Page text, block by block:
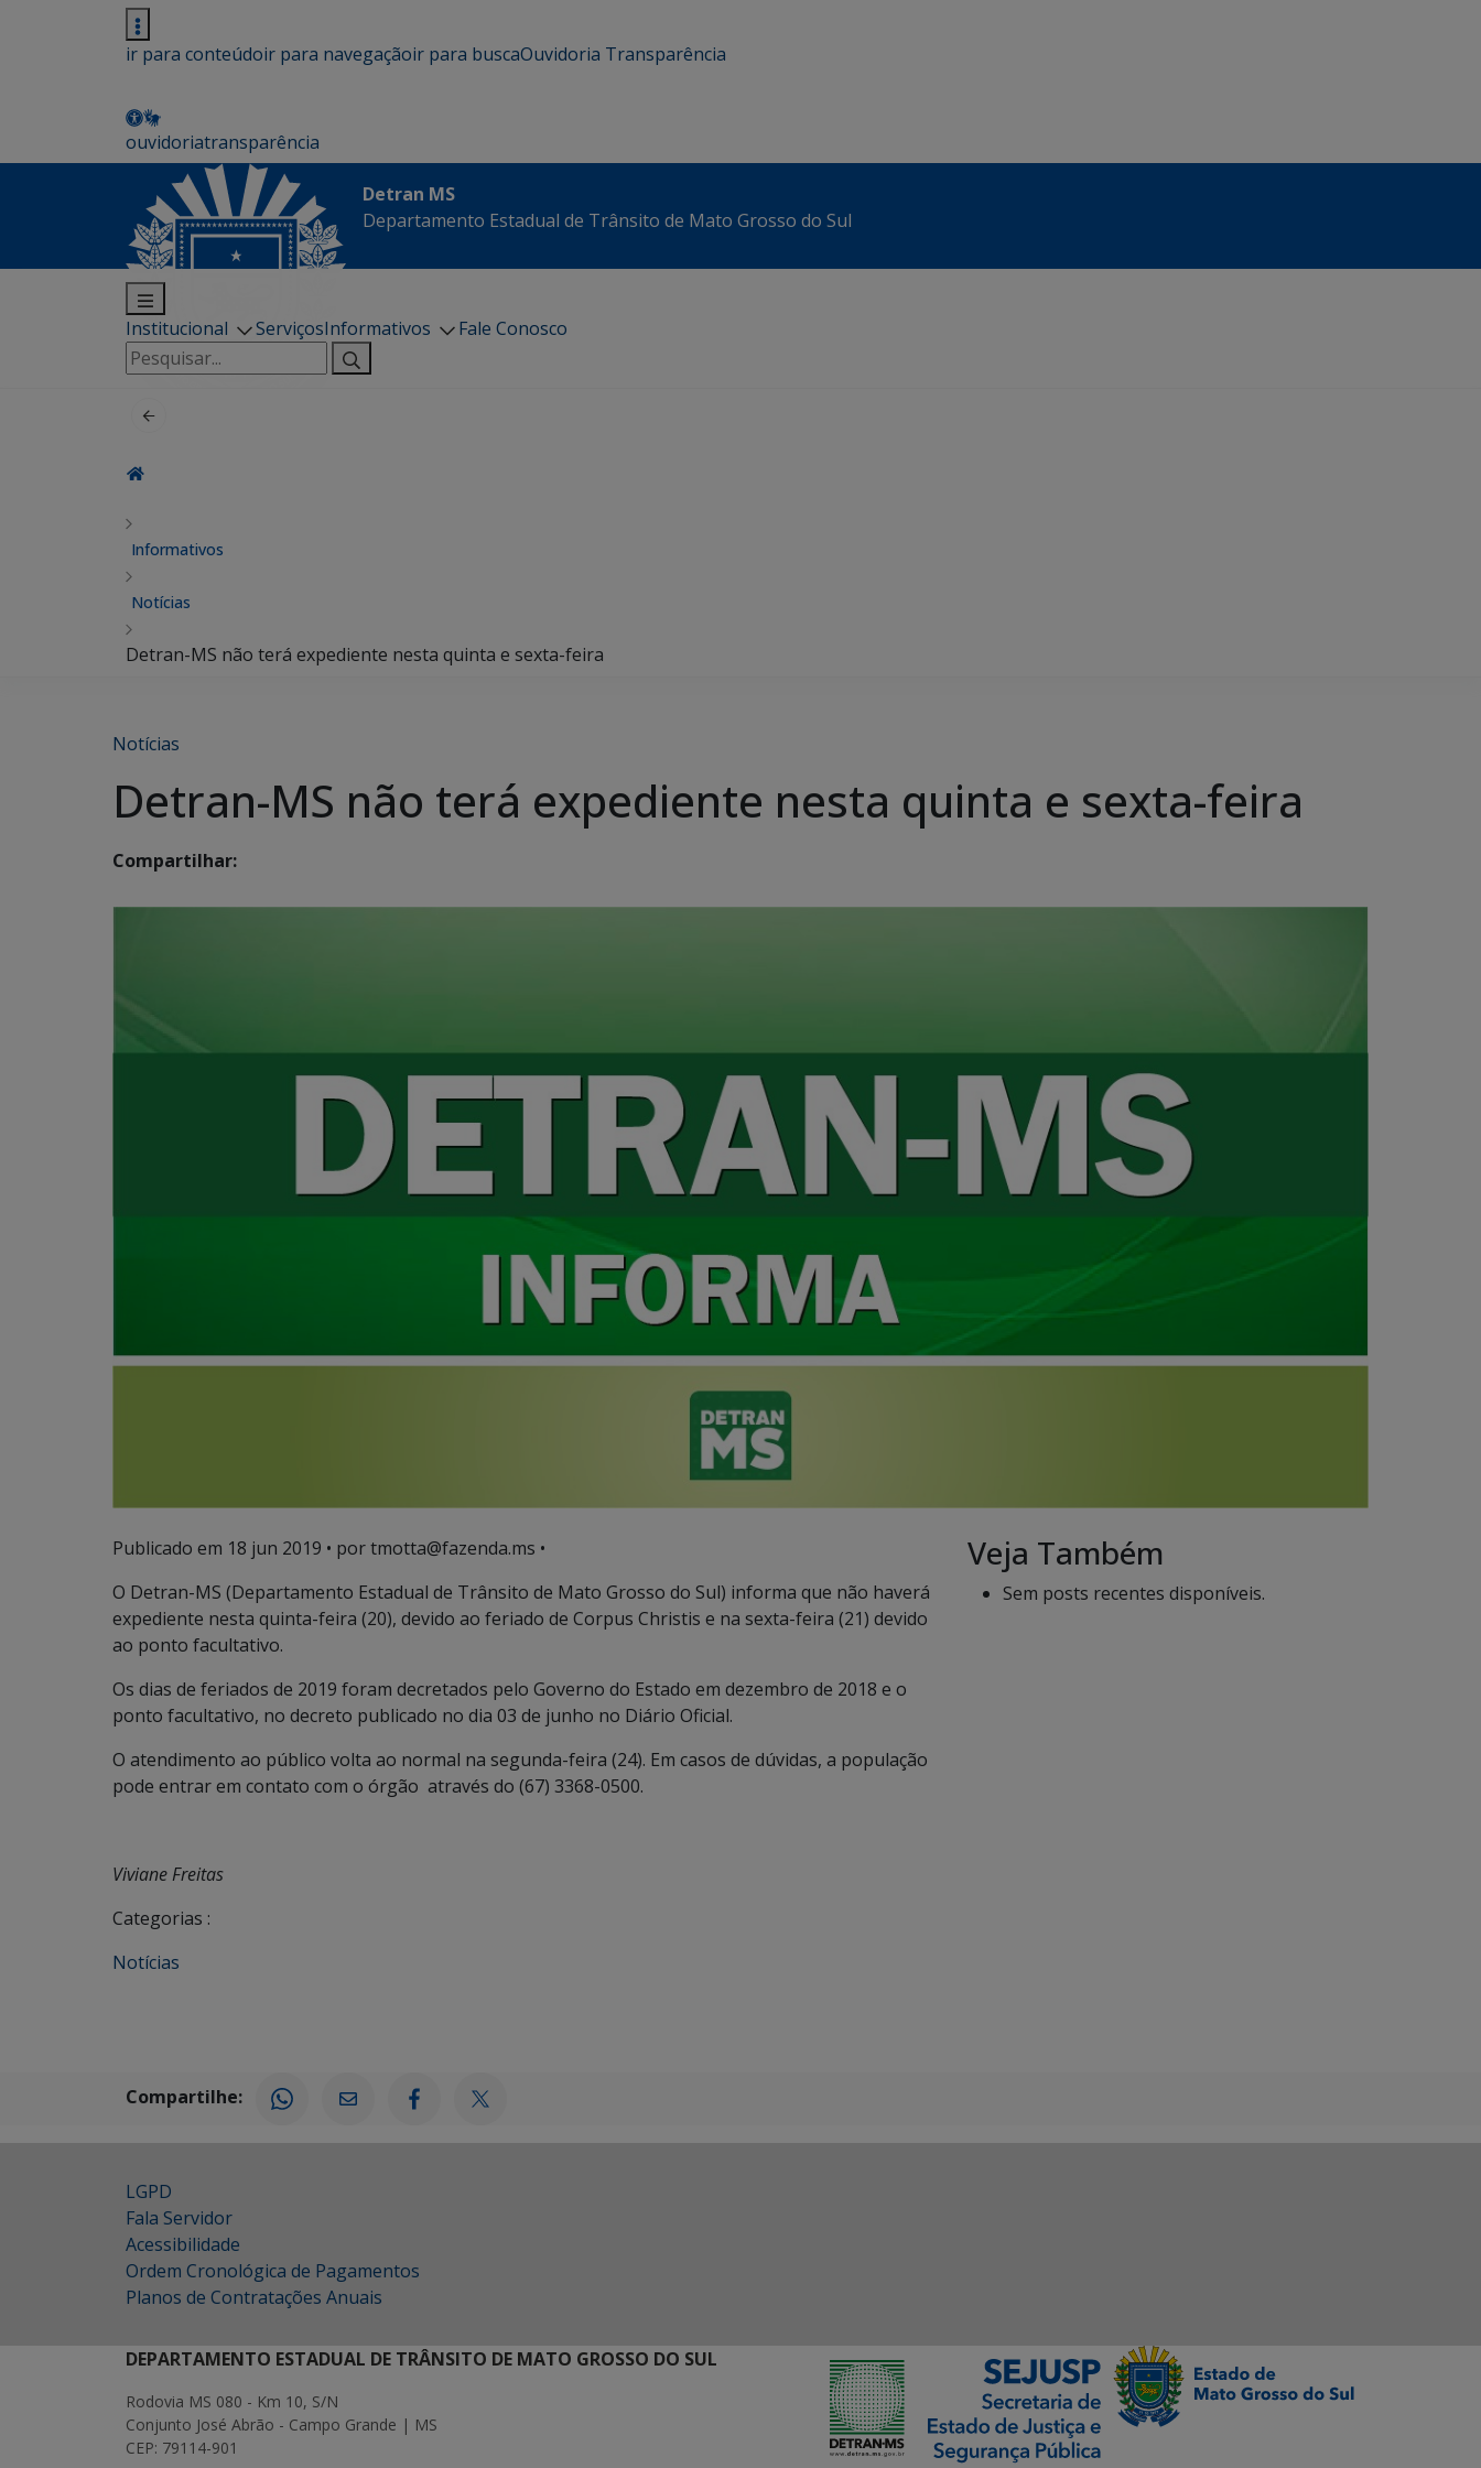
ir para conteúdoir para navegaçãoir para buscaOuvidoria Transparência
ouvidoriatransparência
Detran MS
Departamento Estadual de Trânsito de Mato Grosso do Sul
Institucional ServiçosInformativos
Fale Conosco
Pesquisar
por:
Informativos
Notícias
Detran-MS não terá expediente nesta quinta e sexta-feira
Notícias
Detran-MS não terá expediente nesta quinta e sexta-feira
Compartilhar:
Publicado em 18 jun 2019 • por tmotta@fazenda.ms •
O Detran-MS (Departamento Estadual de Trânsito de Mato Grosso do Sul) informa que não haverá
expediente nesta quinta-feira (20), devido ao feriado de Corpus Christis e na sexta-feira (21) devido
ao ponto facultativo.
Os dias de feriados de 2019 foram decretados pelo Governo do Estado em dezembro de 2018 e o
ponto facultativo, no decreto publicado no dia 03 de junho no Diário Oficial.
O atendimento ao público volta ao normal na segunda-feira (24). Em casos de dúvidas, a população
pode entrar em contato com o órgão através do (67) 3368-0500.
Viviane Freitas
Categorias :
Notícias
Veja Também
Sem posts recentes disponíveis.
Compartilhe:
LGPD
Fala Servidor
Acessibilidade
Ordem Cronológica de Pagamentos
Planos de Contratações Anuais
DEPARTAMENTO ESTADUAL DE TRÂNSITO DE MATO GROSSO DO SUL
Rodovia MS 080 - Km 10, S/N
Conjunto José Abrão - Campo Grande | MS
CEP: 79114-901